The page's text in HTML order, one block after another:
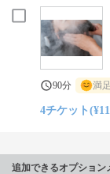
90分 満
4チケット
追加できるオプション